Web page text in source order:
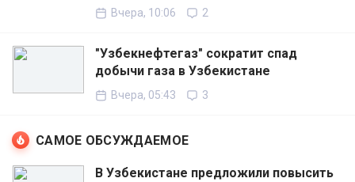
Вчера, 10:06 2
"Узбекнефтегаз" сократит спад
добычи газа в Узбекистане
Вчера, 05:43 3
САМОЕ ОБСУЖДАЕМОЕ
В Узбекистане предложили повысить